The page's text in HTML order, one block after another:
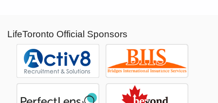
LifeToronto Official Sponsors